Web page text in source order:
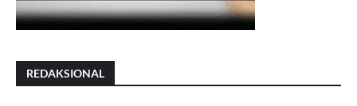
REDAKSIONAL